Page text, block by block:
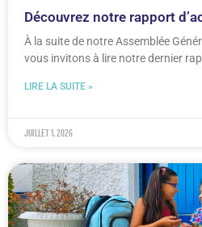
Découvrez notre rapport
À la suite de notre Assemblée
vous invitons à lire notre dernier
LIRE LA SUITE »
juillet 1, 2026